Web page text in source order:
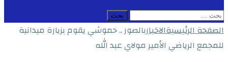
البحث
عن:
الصفحة الرئيسيةالاخباربالصور .. حموشي يقوم بزيارة ميدانية
للمجمع الرياضي الأمير مولاي عبد الله